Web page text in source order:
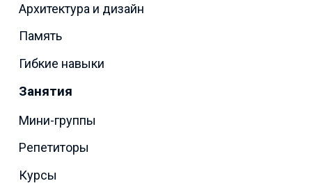
Архитектура и дизайн
Память
Гибкие навыки
Занятия
Мини-группы
Репетиторы
Курсы